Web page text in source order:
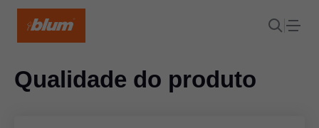
Qualidade do produto